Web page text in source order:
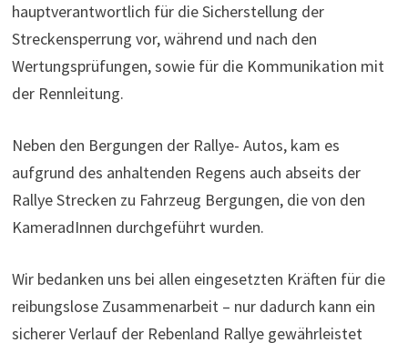
hauptverantwortlich für die Sicherstellung der
Streckensperrung vor, während und nach den
Wertungsprüfungen, sowie für die Kommunikation mit
der Rennleitung.
Neben den Bergungen der Rallye- Autos, kam es
aufgrund des anhaltenden Regens auch abseits der
Rallye Strecken zu Fahrzeug Bergungen, die von den
KameradInnen durchgeführt wurden.
Wir bedanken uns bei allen eingesetzten Kräften für die
reibungslose Zusammenarbeit – nur dadurch kann ein
sicherer Verlauf der Rebenland Rallye gewährleistet